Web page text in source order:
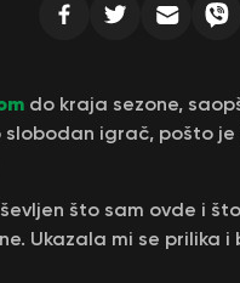
do kraja sezone,
slobodan igrač, pošto je
što sam ovde i
Ukazala mi se prilika i